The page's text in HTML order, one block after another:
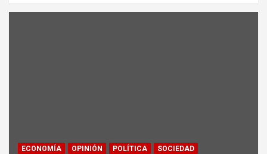
ECONOMÍA OPINIÓN POLÍTICA SOCIEDAD